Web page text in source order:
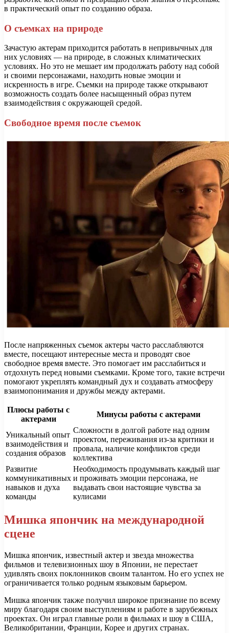
в практический опыт по созданию образа.
О съемках на природе
Зачастую актерам приходится работать в непривычных для
них условиях — на природе, в сложных климатических
условиях. Но это не мешает им продолжать работу над собой
и своими персонажами, находить новые эмоции и
искренность в игре. Съемки на природе также открывают
возможность создать более насыщенный образ путем
взаимодействия с окружающей средой.
Свободное время после съемок
После напряженных съемок актеры часто расслабляются
вместе, посещают интересные места и проводят свое
свободное время вместе. Это помогает им расслабиться и
отдохнуть перед новыми съемками. Кроме того, такие встречи
помогают укреплять командный дух и создавать атмосферу
взаимопонимания и дружбы между актерами.
Плюсы работы с
актерами
Минусы работы с актерами
Уникальный опыт
взаимодействия и
создания образов
Сложности в долгой работе над одним
проектом, переживания из-за критики и
провала, наличие конфликтов среди
коллектива
Развитие
коммуникативных
навыков и духа
команды
Необходимость продумывать каждый шаг
и проживать эмоции персонажа, не
выдавать свои настоящие чувства за
кулисами
Мишка япончик на международной
сцене
Мишка япончик, известный актер и звезда множества
фильмов и телевизионных шоу в Японии, не перестает
удивлять своих поклонников своим талантом. Но его успех не
ограничивается только родным языковым барьером.
Мишка япончик также получил широкое признание по всему
миру благодаря своим выступлениям и работе в зарубежных
проектах. Он играл главные роли в фильмах и шоу в США,
Великобритании, Франции, Корее и других странах.